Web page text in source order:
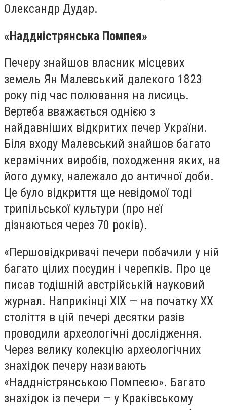
Олександр Дудар.
«Наддністрянська Помпея»
Печеру знайшов власник місцевих
земель Ян Малевський далекого 1823
року під час полювання на лисиць.
Вертеба вважається однією з
найдавніших відкритих печер України.
Біля входу Малевський знайшов багато
керамічних виробів, походження яких, на
його думку, належало до античної доби.
Це було відкриття ще невідомої тоді
трипільської культури (про неї
дізнаються через 70 років).
«Першовідкривачі печери побачили у ній
багато цілих посудин і черепків. Про це
писав тодішній австрійській науковий
журнал. Наприкінці ХІХ — на початку ХХ
століття в цій печері десятки разів
проводили археологічні дослідження.
Через велику колекцію археологічних
знахідок печеру називають
«Наддністрянською Помпеєю». Багато
знахідок із печери — у Краківському